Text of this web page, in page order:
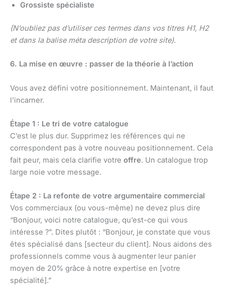
Grossiste spécialiste
(N’oubliez pas d’utiliser ces termes dans vos titres H1, H2
et dans la balise méta description de votre site).
6. La mise en œuvre : passer de la théorie à l’action
Vous avez défini votre positionnement. Maintenant, il faut
l’incarner.
Étape 1 : Le tri de votre catalogue
C’est le plus dur. Supprimez les références qui ne
correspondent pas à votre nouveau positionnement. Cela
fait peur, mais cela clarifie votre offre. Un catalogue trop
large noie votre message.
Étape 2 : La refonte de votre argumentaire commercial
Vos commerciaux (ou vous-même) ne devez plus dire
“Bonjour, voici notre catalogue, qu’est-ce qui vous
intéresse ?”. Dites plutôt : “Bonjour, je constate que vous
êtes spécialisé dans [secteur du client]. Nous aidons des
professionnels comme vous à augmenter leur panier
moyen de 20% grâce à notre expertise en [votre
spécialité].”